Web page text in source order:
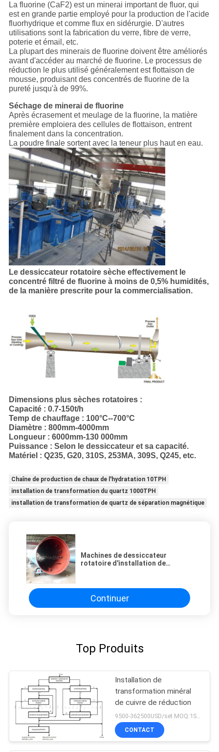
La fluorine (CaF2) est un minerai important de fluor, qui
est en grande partie employé pour la production de l'acide
fluorhydrique et comme flux en sidérurgie. D'autres
utilisations sont la fabrication du verre, fibre de verre,
poterie et émail, etc.
La plupart des minerais de fluorine doivent être améliorés
avant d'accéder au marché de fluorine. Le processus de
réduction le plus utilisé généralement est flottaison de
mousse, produisant des concentrés de fluorine de la
pureté jusqu'à de 99%.
Séchage de minerai de fluorine
Après écrasement et meulage de la fluorine, la matière
première emploiera des cellules de flottaison, entrent
finalement dans la concentration.
La poudre finale sortent avec la teneur plus haut en eau.
Le dessiccateur rotatoire sèche effectivement le
concentré filtré de fluorine à moins de 0,5% humidités,
de la manière prescrite pour la commercialisation.
Dimensions plus sèches rotatoires :
Capacité : 0.7-150t/h
Temp de chauffage : 100°C--700°C
Diamètre : 800mm-4000mm
Longueur : 6000mm-130 000mm
Puissance : Selon le dessiccateur et sa capacité.
Matériel : Q235, G20, 310S, 253MA, 309S, Q245, etc.
Chaîne de production de chaux de l'hydratation 10TPH
installation de transformation du quartz 1000TPH
installation de transformation de quartz de séparation magnétique
Machines de dessiccateur
rotatoire d'installation de
Continuer
Top Produits
Installation de
transformation minéral
de cuivre de réduction
CONTACT